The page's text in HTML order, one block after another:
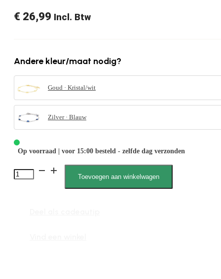
€ 26,99 Incl. Btw
Andere kleur/maat nodig?
Goud · Kristal/wit
Zilver · Blauw
Op voorraad | voor 15:00 besteld - zelfde dag verzonden
Coco
Toevoegen aan winkelwagen